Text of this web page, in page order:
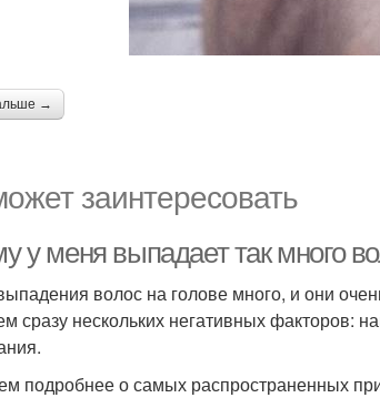
→
заинтересовать
у меня выпадает так много
волос на голове много, и они
сразу нескольких негативных факторов:
подробнее о самых распространенных